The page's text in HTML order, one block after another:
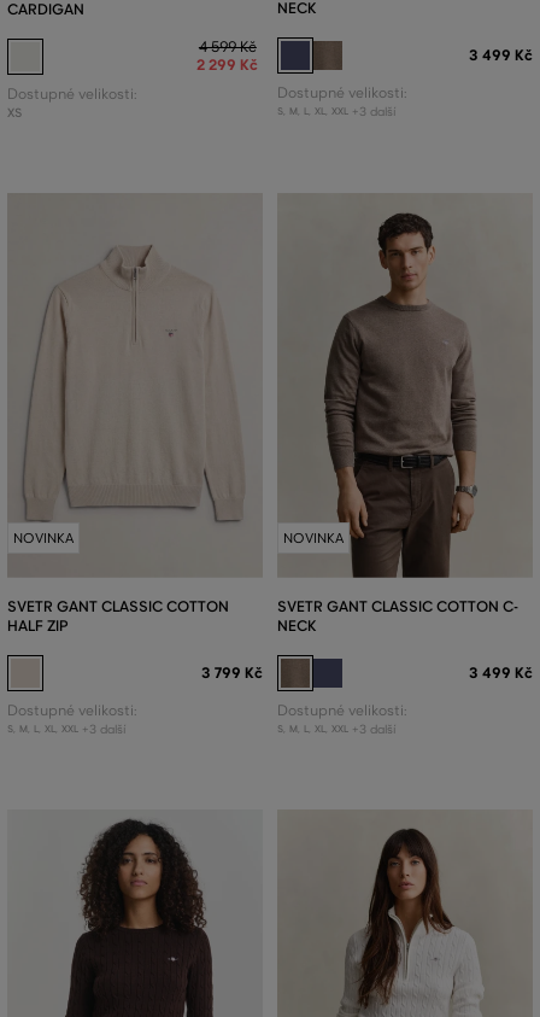
CARDIGAN
4 599 Kč
2 299 Kč
Dostupné velikosti:
XS
NECK
3 499 Kč
Dostupné velikosti:
S, M L, XL, XXL +3 další
NOVINKA
SVETR GANT CLASSIC COTTON
HALF ZIP
3 799 Kč
Dostupné velikosti:
S, M L, XL, XXL +3 další
NOVINKA
SVETR GANT CLASSIC COTTON C-
NECK
3 499 Kč
Dostupné velikosti:
S, M L, XL, XXL +3 další